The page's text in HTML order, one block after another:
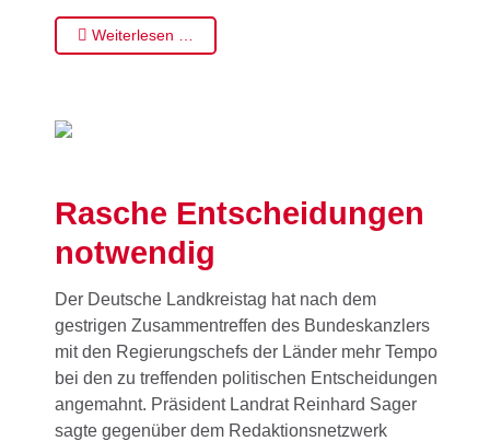
Weiterlesen …
Rasche Entscheidungen
notwendig
Der Deutsche Landkreistag hat nach dem
gestrigen Zusammentreffen des Bundeskanzlers
mit den Regierungschefs der Länder mehr Tempo
bei den zu treffenden politischen Entscheidungen
angemahnt. Präsident Landrat Reinhard Sager
sagte gegenüber dem Redaktionsnetzwerk